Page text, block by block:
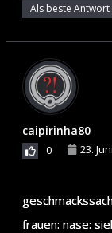
Als beste Antwort
caipirinha80
0 23.
frauen: nase: